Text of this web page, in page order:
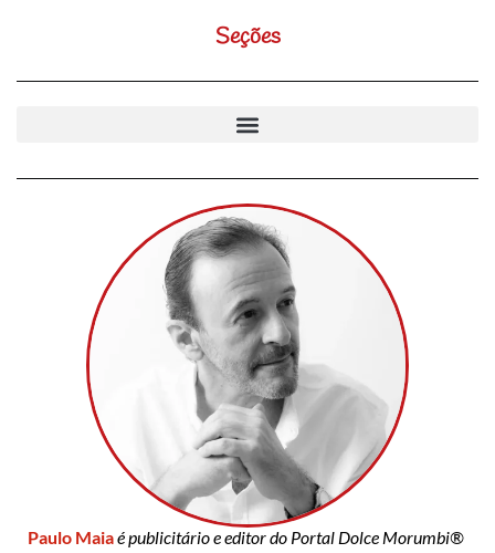
Seções
Paulo Maiaé publicitário e editor do Portal Dolce Morumbi®